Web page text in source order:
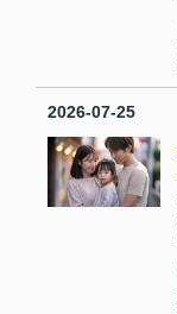
2026-07-25